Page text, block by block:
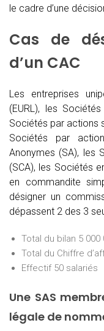
le cadre d’une
Cas de
d’un CAC
Les entreprises
(EURL), les
Sociétés par actions
Sociétés par
Anonymes (SA), les
(SCA), les Sociétés
en commandite
désigner un
dépassent 2 des 3
Total du bilan 5 000
Total du Chiffre
Effectif 50 salariés
Une SAS
légale de